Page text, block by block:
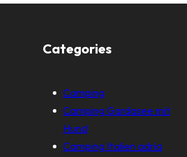
Categories
Camping
Camping Gardasee mit
Hund
Camping Italien adria